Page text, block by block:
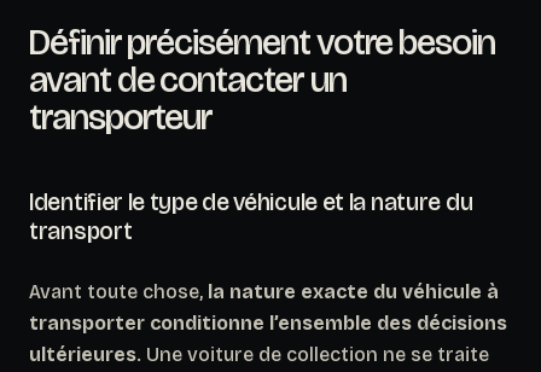
Définir précisément votre besoin
avant de contacter un
transporteur
Identifier le type de véhicule et la nature du
transport
Avant toute chose, la nature exacte du véhicule à
transporter conditionne l’ensemble des décisions
ultérieures. Une voiture de collection ne se traite